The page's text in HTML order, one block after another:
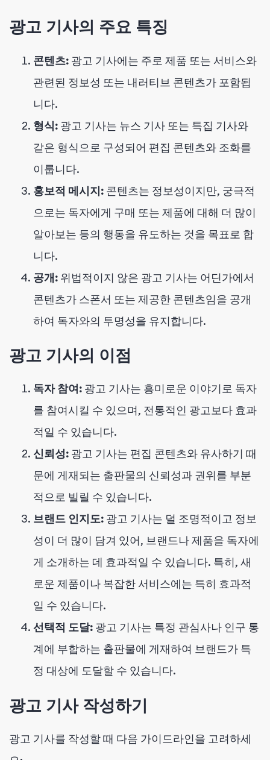
광고 기사의 주요 특징
콘텐츠: 광고 기사에는 주로 제품 또는 서비스와
관련된 정보성 또는 내러티브 콘텐츠가 포함됩
니다.
형식: 광고 기사는 뉴스 기사 또는 특집 기사와
같은 형식으로 구성되어 편집 콘텐츠와 조화를
이룹니다.
홍보적 메시지: 콘텐츠는 정보성이지만, 궁극적
으로는 독자에게 구매 또는 제품에 대해 더 많이
알아보는 등의 행동을 유도하는 것을 목표로 합
니다.
공개: 위법적이지 않은 광고 기사는 어딘가에서
콘텐츠가 스폰서 또는 제공한 콘텐츠임을 공개
하여 독자와의 투명성을 유지합니다.
광고 기사의 이점
독자 참여: 광고 기사는 흥미로운 이야기로 독자
를 참여시킬 수 있으며, 전통적인 광고보다 효과
적일 수 있습니다.
신뢰성: 광고 기사는 편집 콘텐츠와 유사하기 때
문에 게재되는 출판물의 신뢰성과 권위를 부분
적으로 빌릴 수 있습니다.
브랜드 인지도: 광고 기사는 덜 조명적이고 정보
성이 더 많이 담겨 있어, 브랜드나 제품을 독자에
게 소개하는 데 효과적일 수 있습니다. 특히, 새
로운 제품이나 복잡한 서비스에는 특히 효과적
일 수 있습니다.
선택적 도달: 광고 기사는 특정 관심사나 인구 통
계에 부합하는 출판물에 게재하여 브랜드가 특
정 대상에 도달할 수 있습니다.
광고 기사 작성하기
광고 기사를 작성할 때 다음 가이드라인을 고려하세